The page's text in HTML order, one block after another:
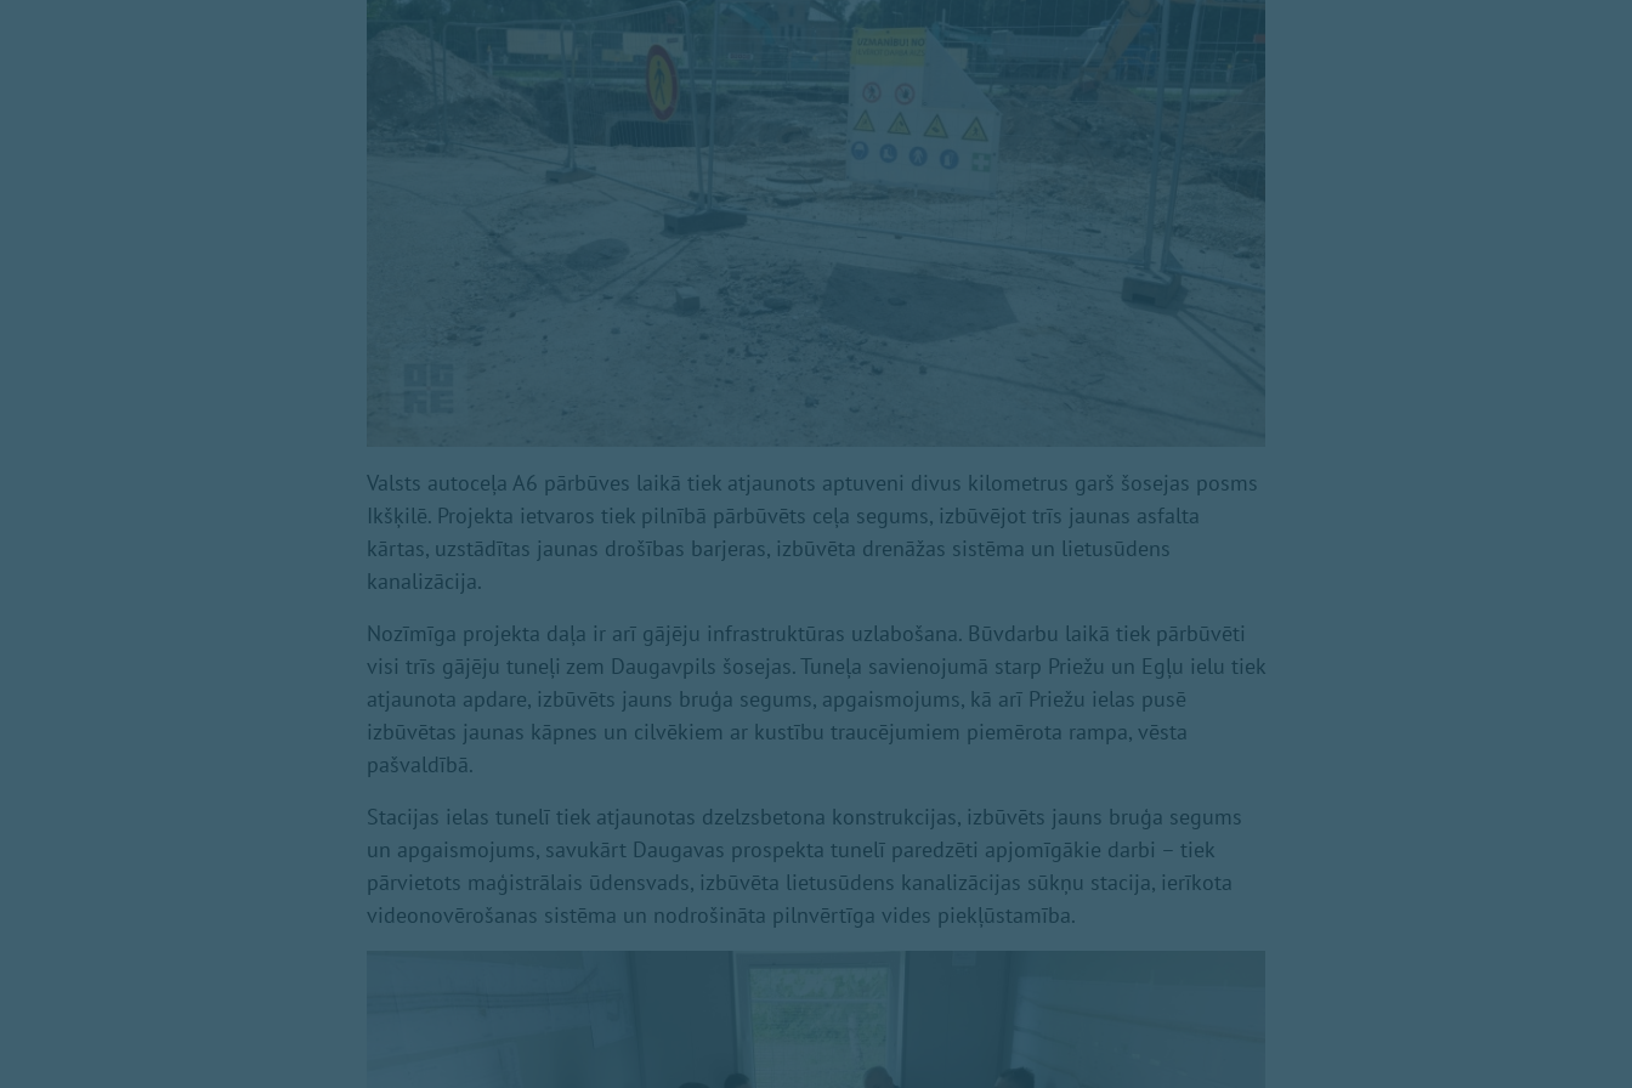
Valsts autoceļa A6 pārbūves laikā tiek atjaunots aptuveni divus kilometrus garš šosejas posms
Ikšķilē. Projekta ietvaros tiek pilnībā pārbūvēts ceļa segums, izbūvējot trīs jaunas asfalta
kārtas, uzstādītas jaunas drošības barjeras, izbūvēta drenāžas sistēma un lietusūdens
kanalizācija.
Nozīmīga projekta daļa ir arī gājēju infrastruktūras uzlabošana. Būvdarbu laikā tiek pārbūvēti
visi trīs gājēju tuneļi zem Daugavpils šosejas. Tuneļa savienojumā starp Priežu un Egļu ielu tiek
atjaunota apdare, izbūvēts jauns bruģa segums, apgaismojums, kā arī Priežu ielas pusē
izbūvētas jaunas kāpnes un cilvēkiem ar kustību traucējumiem piemērota rampa, vēsta
pašvaldībā.
Stacijas ielas tunelī tiek atjaunotas dzelzsbetona konstrukcijas, izbūvēts jauns bruģa segums
un apgaismojums, savukārt Daugavas prospekta tunelī paredzēti apjomīgākie darbi – tiek
pārvietots maģistrālais ūdensvads, izbūvēta lietusūdens kanalizācijas sūkņu stacija, ierīkota
videonovērošanas sistēma un nodrošināta pilnvērtīga vides piekļūstamība.